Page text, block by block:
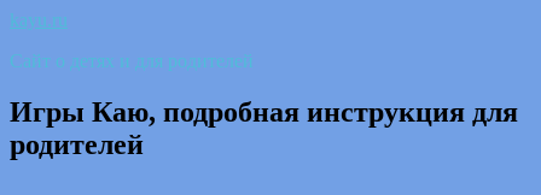
kayu.ru
Сайт о детях и для родителей
Игры Каю, подробная инструкция для
родителей